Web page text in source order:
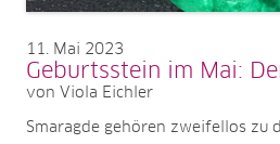
11 Mai 2023
Geburtsstein im Mai:
von Viola Eichler
Smaragde gehören zweifellos zu